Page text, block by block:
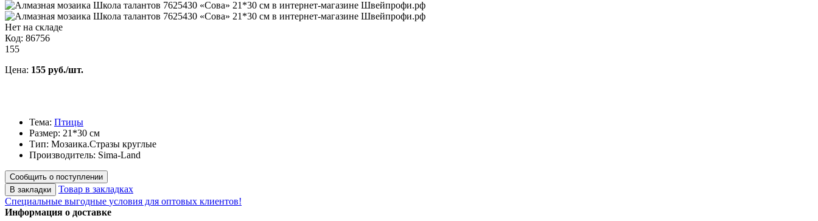
Нет на складе
Код: 86756
155
Цена: 155 руб./шт.
Тема: Птицы
Размер: 21*30 см
Тип: Мозаика.Стразы круглые
Производитель: Sima-Land
Сообщить о поступлении
В закладки
Товар в закладках
Специальные выгодные условия для оптовых клиентов!
Информация о доставке